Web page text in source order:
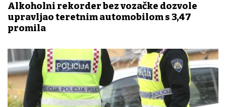
Alkoholni rekorder bez vozačke dozvole
upravljao teretnim automobilom s 3,47
promila